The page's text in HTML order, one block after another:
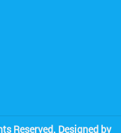
Reserved. Designed by